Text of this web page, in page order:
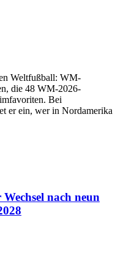
Weltfußball: WM-
die 48 WM-2026-
Bei
er ein, wer in Nordamerika
nach neun